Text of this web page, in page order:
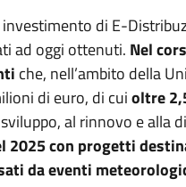
di E-
ad oggi ottenuti. Nel
che, nell’ambito della
di euro, di cuioltre
al rinnovo e alla
2025 con progetti
da eventi